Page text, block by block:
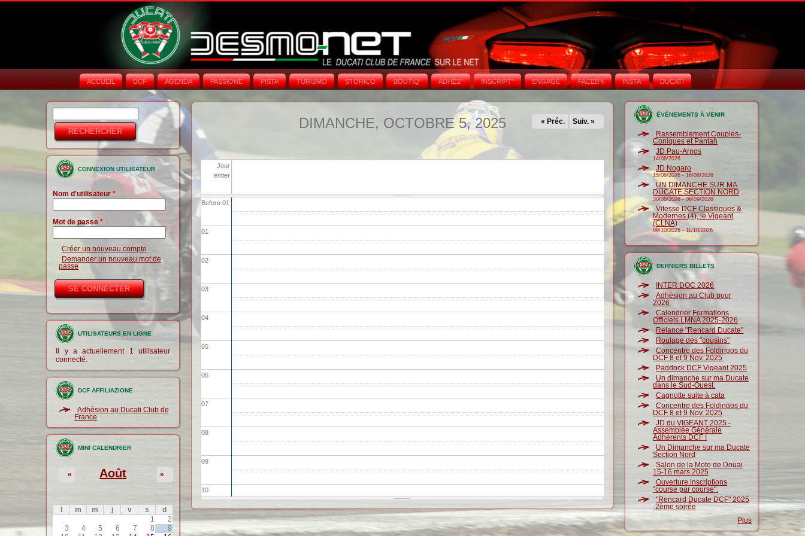
ACCUEIL DCF AGENDA PASSIONE PISTA TURISMO STORICO BOUTIQ' ADHÉS° INSCRIPT° ENGAGE FACEB'K INSTA‘ DUCATI
Formulaire de
recherche
CONNEXION UTILISATEUR
Nom d'utilisateur*
Mot de passe*
Créer un nouveau compte
Demander un nouveau mot de
passe
UTILISATEURS EN LIGNE
Il y a actuellement 1 utilisateur
connecté.
DCF AFFILIAZIONE
Adhésion au Ducati Club de
France
MINI CALENDRIER
Août
« »
m m j v s
d
1
2
3
4 5 6 7 8
9
DIMANCHE, OCTOBRE 5, 2025 « Préc. Suiv. »
Jour
entier
Before 01
01
02
03
04
05
06
07
08
09
10
11
ÉVÉNEMENTS À VENIR
Rassemblement Couples-
Coniques et Pantah
JD Pau-Arnos
14/08/2026
JD Nogaro
15/08/2026 -16/08/2026
UN DIMANCHE SUR MA
DUCATE SECTION NORD
30/08/2026-06/09/2026
Vitesse DCF Classiques &
Modernes (4), le Vigeant
(CLNA)
09/10/2026-11/10/2026
DERNIERS BILLETS
INTER DOC 2026
Adhésion au Club pour
2026
Calendrier Formations
Officiels LMNA 2025-2026
Relance "Rencard Ducate"
Roulage des "cousins"
Concentre des Foldingos du
DCF 8 et 9 Nov. 2025
Paddock DCF Vigeant 2025
Un dimanche sur ma Ducate
dans le Sud-Ouest.
Cagnotte suite à cata
Concentre des Foldingos du
DCF 8 et 9 Nov. 2025
JD du VIGEANT 2025 -
Assemblée Générale
Adhérents DCF !
Un Dimanche sur ma Ducate
Section Nord
Salon de la Moto de Douai
15-16 mars 2025
Ouverture inscriptions
"course par course".
"Rencard Ducate DCF" 2025
-2ème soirée
Plus